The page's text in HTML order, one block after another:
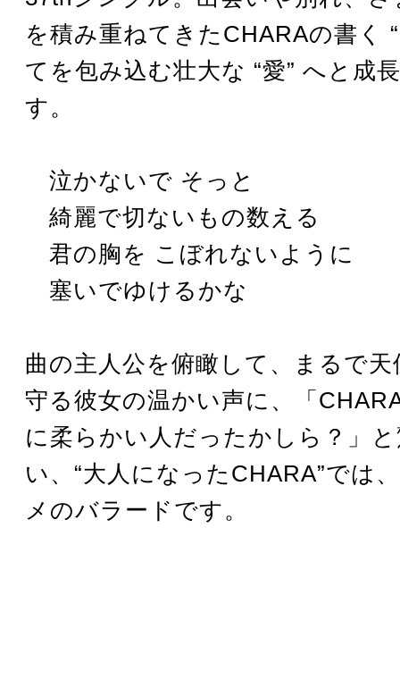
を積み重ねてきたCHARAの書く
てを包み込む壮大な “愛” へと成
す。
泣かないで そっと
綺麗で切ないもの数える
君の胸を こぼれないように
塞いでゆけるかな
曲の主人公を俯瞰して、まるで
守る彼女の温かい声に、「
に柔らかい人だったかしら？」
い、“大人になったCHARA”では
メのバラードです。